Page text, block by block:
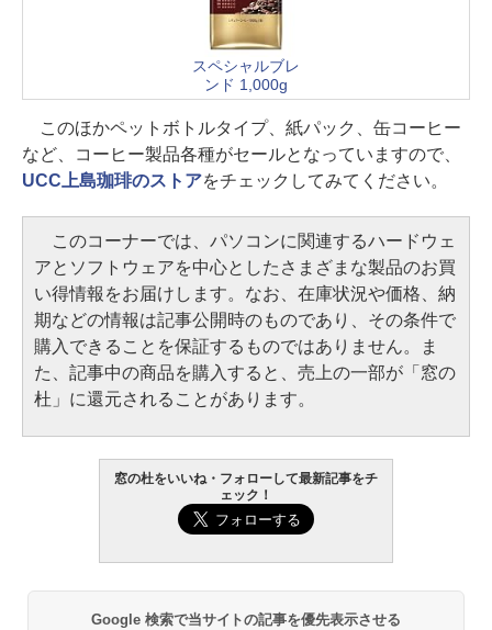
スペシャルブレ
ンド 1,000g
このほかペットボトルタイプ、紙パック、缶コーヒー
など、コーヒー製品各種がセールとなっていますので、
UCC上島珈琲のストアをチェックしてみてください。
このコーナーでは、パソコンに関連するハードウェ
アとソフトウェアを中心としたさまざまな製品のお買
い得情報をお届けします。なお、在庫状況や価格、納
期などの情報は記事公開時のものであり、その条件で
購入できることを保証するものではありません。ま
た、記事中の商品を購入すると、売上の一部が「窓の
杜」に還元されることがあります。
窓の杜をいいね・フォローして最新記事をチ
ェック！
Google 検索で当サイトの記事を優先表示させる